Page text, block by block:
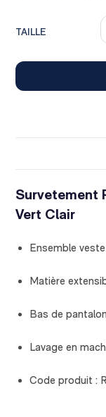
TAILLE
Survetement
Vert Clair
Ensemble
Matière
Bas de
Lavage en
Code produit :